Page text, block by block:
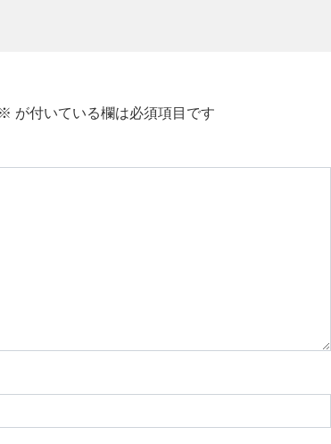
※ が付いている欄は必須項目です